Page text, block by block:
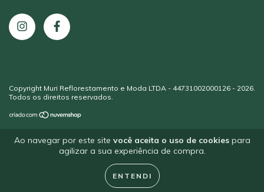
Ao navegar por este site você aceita o uso de cookiespara
agilizar a sua experiência de compra.
ENTENDI
Copyright Muri Reflorestamento e Moda LTDA - 44731002000126 - 2026.
Todos os direitos reservados.